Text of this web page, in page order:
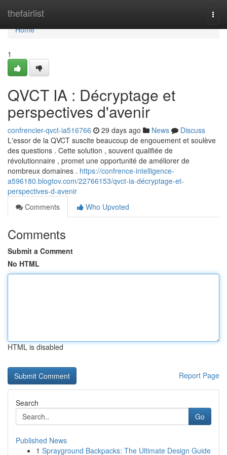
thefairlist
Home
Home
1
QVCT IA : Décryptage et
perspectives d'avenir
confrencier-qvct-ia516766 29 days ago News
Discuss
L'essor de la QVCT suscite beaucoup de engouement et soulève
des questions . Cette solution , souvent qualifiée de
révolutionnaire , promet une opportunité de améliorer de
nombreux domaines . https://confrence-intelligence-
a596180.blogtov.com/22766153/qvct-ia-décryptage-et-
perspectives-d-avenir
Comments
Who Upvoted
Comments
Submit a Comment
No HTML
HTML is disabled
Report Page
Search
Go
Published News
1 Sprayground Backpacks: The Ultimate Design Guide